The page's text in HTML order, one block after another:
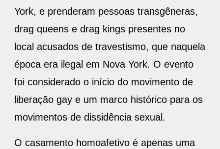
York, e prenderam pessoas transgêneras,
drag queens e drag kings presentes no
local acusados de travestismo, que naquela
época era ilegal em Nova York. O evento
foi considerado o início do movimento de
liberação gay e um marco histórico para os
movimentos de dissidência sexual.
O casamento homoafetivo é apenas uma